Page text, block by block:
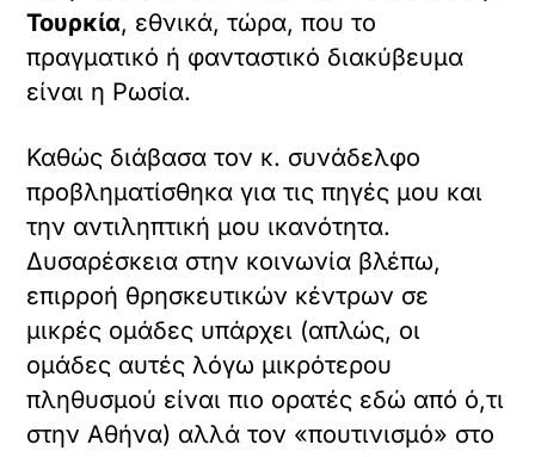
γνωρίζουν στην Αθήνα, είναι η
εγκατάλειψη των συνοριακών περιοχών.
Και τότε ποιος θα σας φυλάξει από τους
άνθρωπος συγκεντρώνεται εκεί όπου
υπάρχει εργασία και αξιοπρεπείς
συνθήκες ζωής.
Διαβάστε επίσης:
Όταν το ποδόσφαιρο
ανοίγει τις πόρτες του
σε όλους - ΤΑ ΝΕΑ